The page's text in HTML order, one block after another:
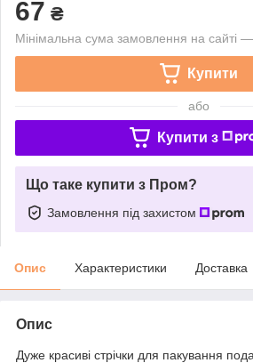
67 ₴
Мінімальна сума замовлення на сайті
Купити
або
Купити з
Що таке купити з Пром?
Замовлення під захистом
Опис Характеристики Доставка
Опис
Дуже красиві стрічки для пакування